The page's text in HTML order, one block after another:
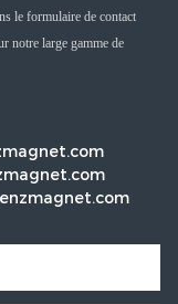
le formulaire de contact
notre large gamme de